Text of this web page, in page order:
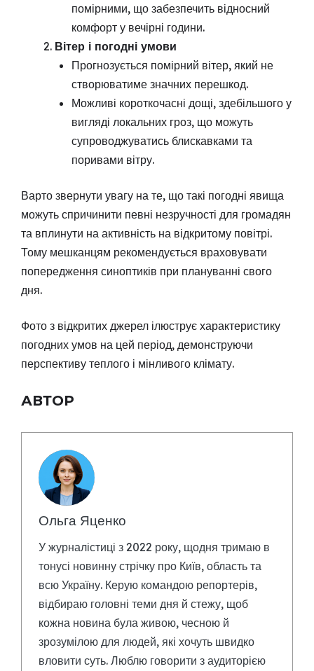
помірними, що забезпечить відносний
комфорт у вечірні години.
Вітер і погодні умови
Прогнозується помірний вітер, який не
створюватиме значних перешкод.
Можливі короткочасні дощі, здебільшого у
вигляді локальних гроз, що можуть
супроводжуватись блискавками та
поривами вітру.
Варто звернути увагу на те, що такі погодні явища
можуть спричинити певні незручності для громадян
та вплинути на активність на відкритому повітрі.
Тому мешканцям рекомендується враховувати
попередження синоптиків при плануванні свого
дня.
Фото з відкритих джерел ілюструє характеристику
погодних умов на цей період, демонструючи
перспективу теплого і мінливого клімату.
АВТОР
Ольга Яценко
У журналістиці з 2022 року, щодня тримаю в
тонусі новинну стрічку про Київ, область та
всю Україну. Керую командою репортерів,
відбираю головні теми дня й стежу, щоб
кожна новина була живою, чесною й
зрозумілою для людей, які хочуть швидко
вловити суть. Люблю говорити з аудиторією